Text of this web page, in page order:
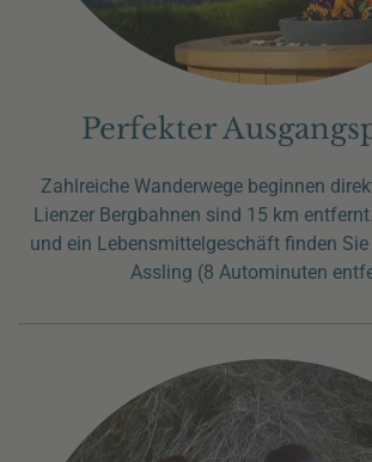
Perfekter
Zahlreiche Wanderwege beginnen
Lienzer Bergbahnen sind 15 km
und ein Lebensmittelgeschäft finden
Assling (8 Autominuten